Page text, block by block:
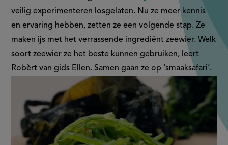
Nederlandse
kust
veilig experimenteren losgelaten. Nu ze meer kennis
en ervaring hebben, zetten ze een volgende stap. Ze
maken ijs met het verrassende ingrediënt zeewier. Welk
soort zeewier ze het beste kunnen gebruiken, leert
Robèrt van gids Ellen. Samen gaan ze op ‘smaaksafari’.